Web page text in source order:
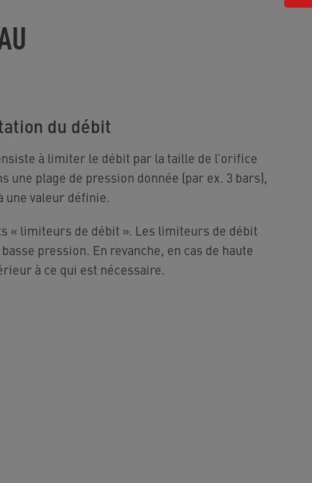
du débit
à limiter le débit par la taille de l’orifice
une plage de pression donnée (par ex. 3 bars),
une valeur définie.
« limiteurs de débit ». Les limiteurs de débit
pression. En revanche, en cas de haute
à ce qui est nécessaire.